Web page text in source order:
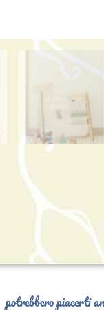
potrebbero piacerti